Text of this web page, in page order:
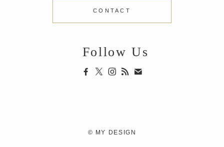
CONTACT
Follow Us
© MY DESIGN